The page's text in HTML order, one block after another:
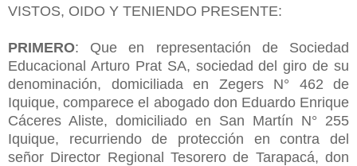
VISTOS, OIDO Y TENIENDO PRESENTE:
PRIMERO: Que en representación de Sociedad
Educacional Arturo Prat SA, sociedad del giro de su
denominación, domiciliada en Zegers N° 462 de
Iquique, comparece el abogado don Eduardo Enrique
Cáceres Aliste, domiciliado en San Martín N° 255
Iquique, recurriendo de protección en contra del
señor Director Regional Tesorero de Tarapacá, don